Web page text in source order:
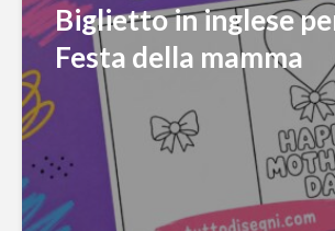
Biglietto in inglese
Festa della mamma